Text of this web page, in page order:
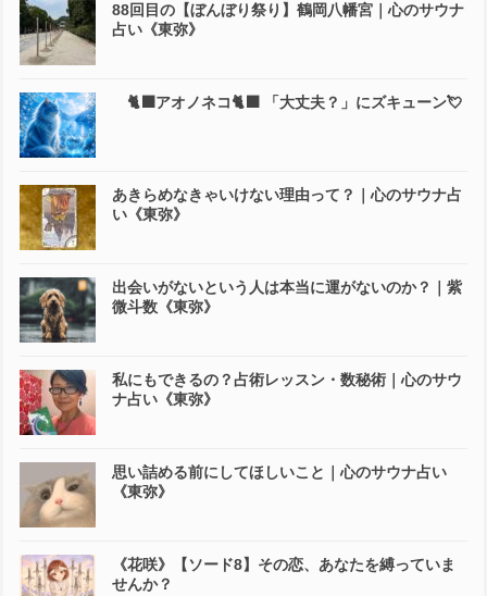
88回目の【ぼんぼり祭り】鶴岡八幡宮｜心のサウナ
占い《東弥》
🐈‍⬛アオノネコ🐈‍⬛ 「大丈夫？」にズキューン💘
あきらめなきゃいけない理由って？｜心のサウナ占
い《東弥》
出会いがないという人は本当に運がないのか？｜紫
微斗数《東弥》
私にもできるの？占術レッスン・数秘術｜心のサウ
ナ占い《東弥》
思い詰める前にしてほしいこと｜心のサウナ占い
《東弥》
《花咲》【ソード8】その恋、あなたを縛っていま
せんか？